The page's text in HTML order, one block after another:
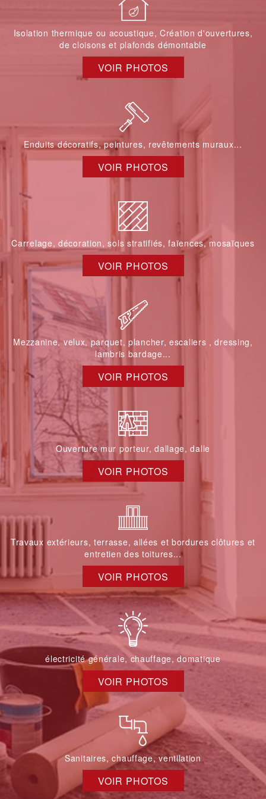
Isolation thermique ou acoustique, Création d'ouvertures,
de cloisons et plafonds démontable
VOIR PHOTOS
Enduits décoratifs, peintures, revêtements muraux...
VOIR PHOTOS
Carrelage, décoration, sols stratifiés, faïences, mosaïques
VOIR PHOTOS
Mezzanine, velux, parquet, plancher, escaliers , dressing,
lambris bardage...
VOIR PHOTOS
Ouverture mur porteur, dallage, dalle
VOIR PHOTOS
Travaux extérieurs, terrasse, allées et bordures clôtures et
entretien des toitures...
VOIR PHOTOS
électricité générale, chauffage, domatique
VOIR PHOTOS
Sanitaires, chauffage, ventilation
VOIR PHOTOS